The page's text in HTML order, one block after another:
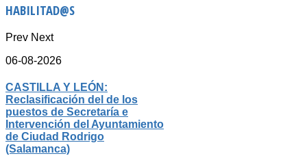
HABILITAD@S
Prev Next
06-08-2026
CASTILLA Y LEÓN:
Reclasificación del de los
puestos de Secretaría e
Intervención del Ayuntamiento
de Ciudad Rodrigo
(Salamanca)